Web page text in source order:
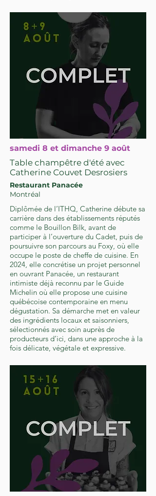
samedi 8 et dimanche 9 août
Table champêtre d'été avec
Catherine Couvet Desrosiers
Restaurant Panacée
Montréal
Diplômée de l’ITHQ, Catherine débute sa
carrière dans des établissements réputés
comme le Bouillon Bilk, avant de
participer à l’ouverture du Cadet, puis de
poursuivre son parcours au Foxy, où elle
occupe le poste de cheffe de cuisine. En
2024, elle concrétise un projet personnel
en ouvrant Panacée, un restaurant
intimiste déjà reconnu par le Guide
Michelin où elle propose une cuisine
québécoise contemporaine en menu
dégustation. Sa démarche met en valeur
des ingrédients locaux et saisonniers,
sélectionnés avec soin auprès de
producteurs d’ici, dans une approche à la
fois délicate, végétale et expressive.